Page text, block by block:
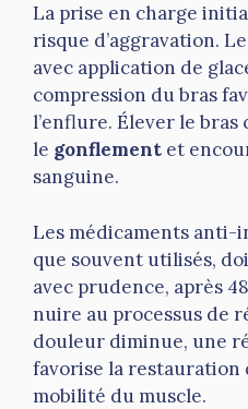
La prise en charge
risque d’aggravation.
avec application de
compression du bras
l’enflure. Élever le
le gonflement et
sanguine.
Les médicaments anti-
que souvent utilisés,
avec prudence, après
nuire au processus de
douleur diminue, une
favorise la restauration
mobilité du muscle.